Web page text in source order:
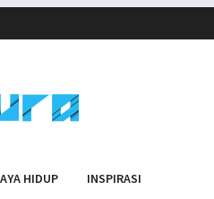
HIDUP INSPIRASI